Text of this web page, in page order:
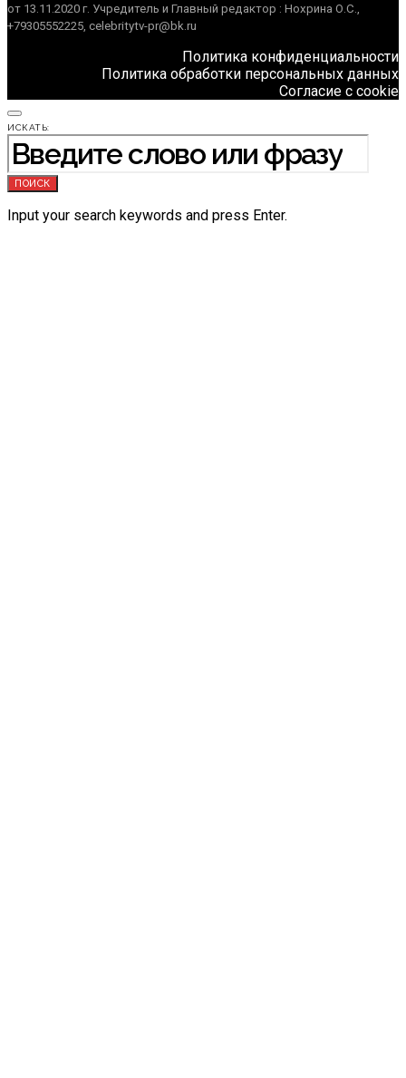
от 13.11.2020 г. Учредитель и Главный редактор : Нохрина О.С.,
+79305552225, celebritytv-pr@bk.ru
Политика конфиденциальности
Политика обработки персональных данных
Согласие с cookie
ИСКАТЬ:
ПОИСК
Input your search keywords and press Enter.